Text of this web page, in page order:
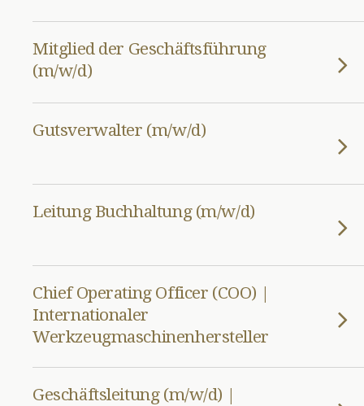
Mitglied der Geschäftsführung
(m/w/d)
Gutsverwalter (m/w/d)
Leitung Buchhaltung (m/w/d)
Chief Operating Officer (COO) |
Internationaler
Werkzeugmaschinenhersteller
Geschäftsleitung (m/w/d) |